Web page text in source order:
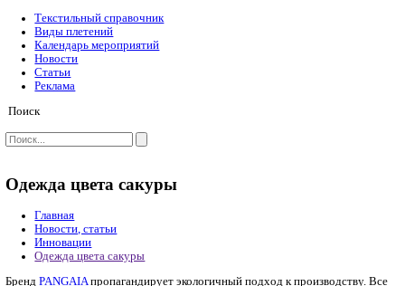
Текстильный справочник
Виды плетений
Календарь мероприятий
Реклама
Одежда цвета сакуры